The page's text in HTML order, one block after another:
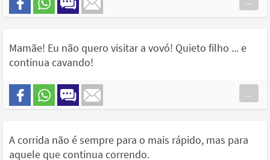
Mamãe! Eu não quero visitar a vovó! Quieto filho ... e
continua cavando!
...
A corrida não é sempre para o mais rápido, mas para
aquele que continua correndo.